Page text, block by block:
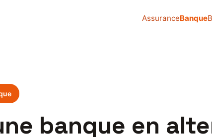
AssuranceBanque
banque en